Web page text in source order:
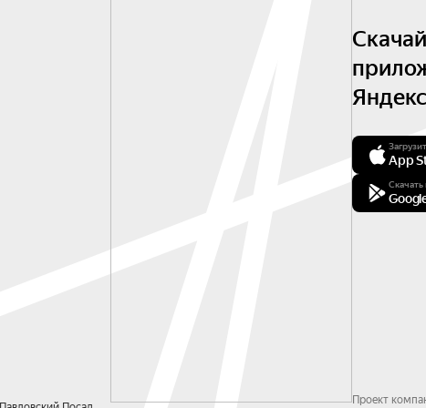
App
Скачать
Проект